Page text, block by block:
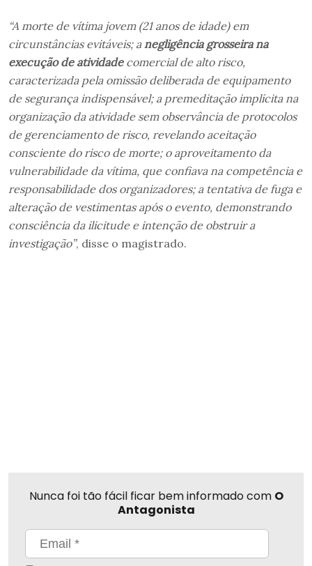
“A morte de vítima jovem (21 anos de idade) em
circunstâncias evitáveis; anegligência grosseira na
execução de atividadecomercial de alto risco,
caracterizada pela omissão deliberada de equipamento
de segurança indispensável; a premeditação implícita na
organização da atividade sem observância de protocolos
de gerenciamento de risco, revelando aceitação
consciente do risco de morte; o aproveitamento da
vulnerabilidade da vítima, que confiava na competência e
responsabilidade dos organizadores; a tentativa de fuga e
alteração de vestimentas após o evento, demonstrando
consciência da ilicitude e intenção de obstruir a
investigação”, disse o magistrado.
Nunca foi tão fácil ficar bem informado com O
Antagonista